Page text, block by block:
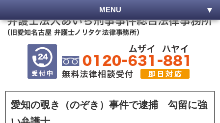
MENU
愛知の覗き（のぞき）事件で逮捕 勾留に強